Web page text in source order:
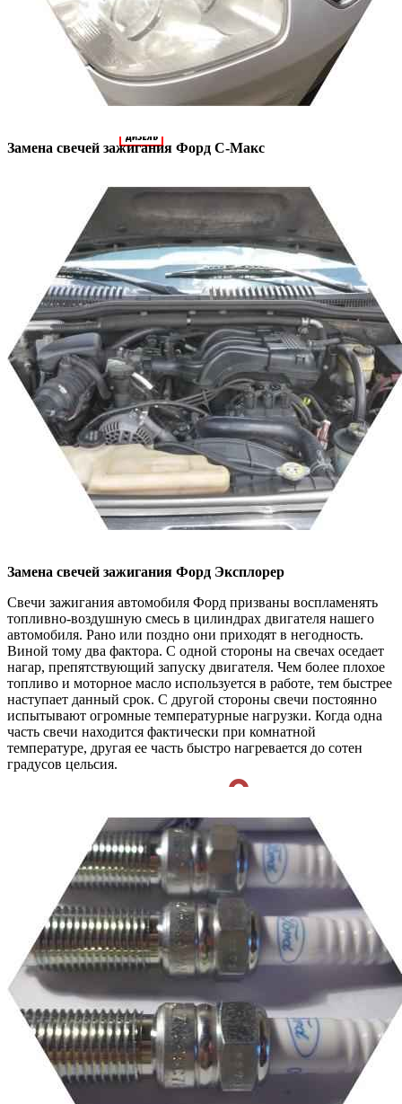
Замена свечей зажигания Форд С-Макс
Замена свечей зажигания Форд Эксплорер
Свечи зажигания автомобиля Форд призваны воспламенять
топливно-воздушную смесь в цилиндрах двигателя нашего
автомобиля. Рано или поздно они приходят в негодность.
Виной тому два фактора. С одной стороны на свечах оседает
нагар, препятствующий запуску двигателя. Чем более плохое
топливо и моторное масло используется в работе, тем быстрее
наступает данный срок. С другой стороны свечи постоянно
испытывают огромные температурные нагрузки. Когда одна
часть свечи находится фактически при комнатной
температуре, другая ее часть быстро нагревается до сотен
градусов цельсия.